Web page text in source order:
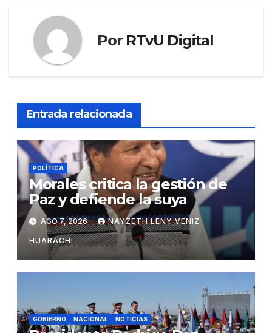
Por RTvU Digital
Entrada relacionada
POLÍTICA
Morales critica la gestión de
Paz y defiende la suya
AGO 7, 2026 NAYZETH LENY VENIZ
HUARACHI
GOBIERNO NACIONAL NOTICIAS